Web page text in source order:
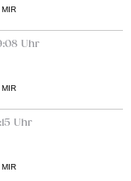
Uhr
Uhr